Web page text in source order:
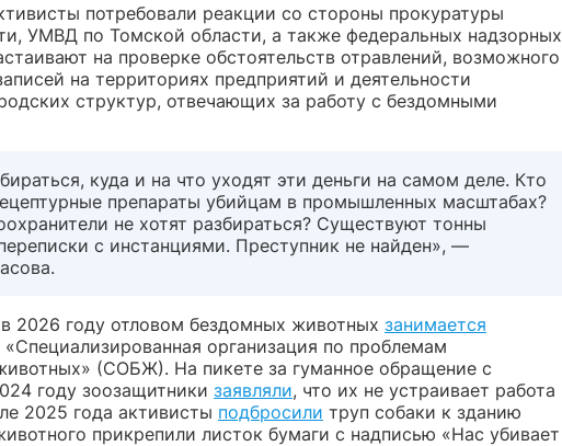
потребовали реакции со стороны прокуратуры
УМВД по Томской области, а также федеральных надзорных
на проверке обстоятельств отравлений, возможного
на территориях предприятий и деятельности
структур, отвечающих за работу с бездомными
куда и на что уходят эти деньги на самом деле. Кто
препараты убийцам в промышленных масштабах?
не хотят разбираться? Существуют тонны
с инстанциями. Преступник не найден», —
2026 году отловом бездомных животных занимается
организация по проблемам
(СОБЖ). На пикете за гуманное обращение с
году зоозащитники заявляли, что их не устраивает работа
2025 года активисты подбросили труп собаки к зданию
прикрепили листок бумаги с надписью «Нас убивает